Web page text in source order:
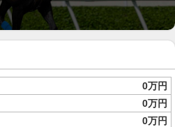
0万円
0万円
0万円